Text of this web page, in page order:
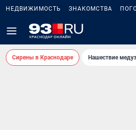
НЕДВИЖИМОСТЬ ЗНАКОМСТВА
Сирены в Краснодаре Нашествие